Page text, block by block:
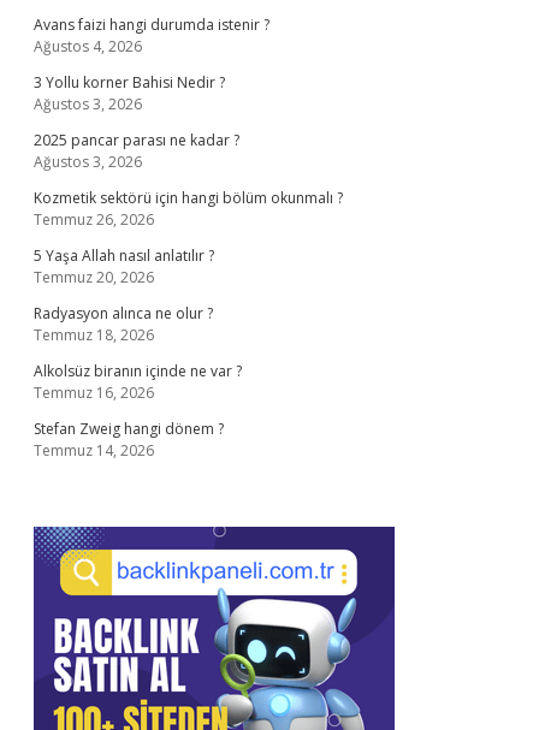
Avans faizi hangi durumda istenir ?
Ağustos 4, 2026
3 Yollu korner Bahisi Nedir ?
Ağustos 3, 2026
2025 pancar parası ne kadar ?
Ağustos 3, 2026
Kozmetik sektörü için hangi bölüm okunmalı ?
Temmuz 26, 2026
5 Yaşa Allah nasıl anlatılır ?
Temmuz 20, 2026
Radyasyon alınca ne olur ?
Temmuz 18, 2026
Alkolsüz biranın içinde ne var ?
Temmuz 16, 2026
Stefan Zweig hangi dönem ?
Temmuz 14, 2026